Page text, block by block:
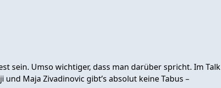
sein. Umso wichtiger, dass man darüber spricht. Im Talk
und Maja Zivadinovic gibt’s absolut keine Tabus –